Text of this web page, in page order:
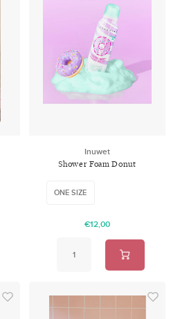
Inuwet
Shower Foam Donut
ONE SIZE
€12,00